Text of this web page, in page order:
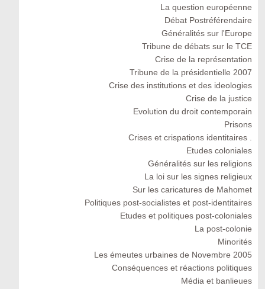
La question européenne
Débat Postréférendaire
Généralités sur l'Europe
Tribune de débats sur le TCE
Crise de la représentation
Tribune de la présidentielle 2007
Crise des institutions et des ideologies
Crise de la justice
Evolution du droit contemporain
Prisons
Crises et crispations identitaires .
Etudes coloniales
Généralités sur les religions
La loi sur les signes religieux
Sur les caricatures de Mahomet
Politiques post-socialistes et post-identitaires
Etudes et politiques post-coloniales
La post-colonie
Minorités
Les émeutes urbaines de Novembre 2005
Conséquences et réactions politiques
Média et banlieues